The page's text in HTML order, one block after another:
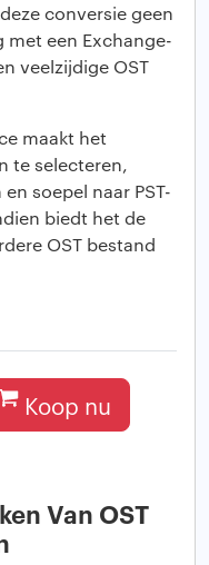
conversie geen
een Exchange-
veelzijdige OST
maakt het
te selecteren,
soepel naar PST-
biedt het de
OST bestand
Koop nu
Van OST